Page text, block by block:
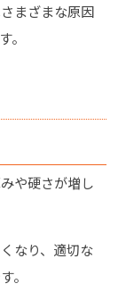
まざまな原因
。
や硬さが増し
なり、適切な
。